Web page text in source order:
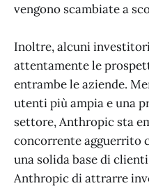
vengono scambiate a
Inoltre, alcuni
attentamente le
entrambe le aziende.
utenti più ampia e una
settore, Anthropic sta
concorrente agguerrito
una solida base di
Anthropic di attrarre